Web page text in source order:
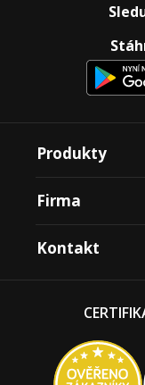
Produkty
Firma
Kontakt